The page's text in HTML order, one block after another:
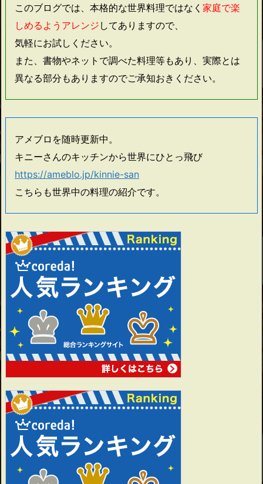
このブログでは、本格的な世界料理ではなく 家庭で楽
しめるようアレンジ してありますので、
気軽にお試しください。
また、書物やネットで調べた料理等もあり、実際とは
異なる部分もありますのでご承知おきください。
アメブロを随時更新中。
キニーさんのキッチンから世界にひとっ飛び
https://ameblo.jp/kinnie-san
こちらも世界中の料理の紹介です。